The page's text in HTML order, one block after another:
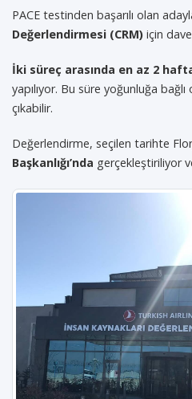
PACE testinden başarılı olan
Değerlendirmesi (CRM) için
İki süreç arasında en az 2
yapılıyor. Bu süre yoğunluğa bağlı
çıkabilir.
Değerlendirme, seçilen tarihte
Başkanlığı’nda gerçekleştiriliyor